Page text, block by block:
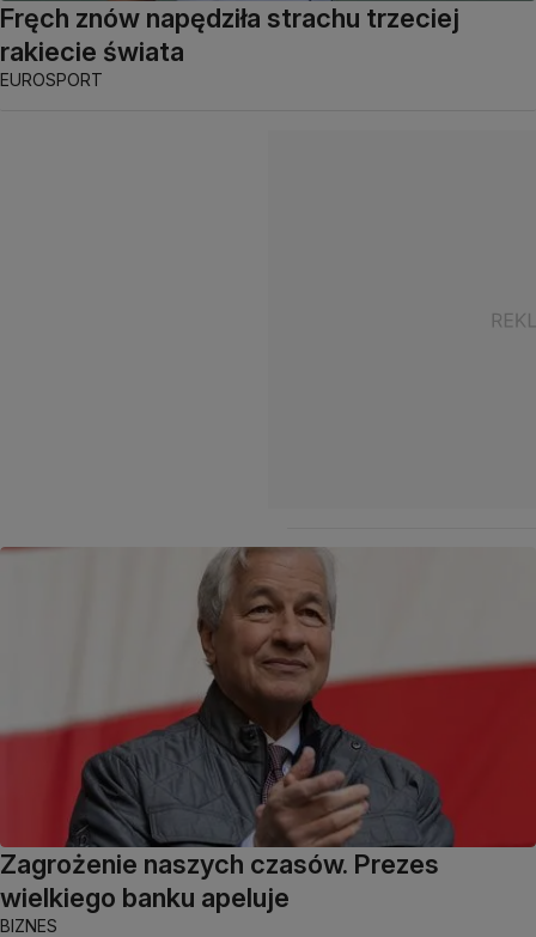
Fręch znów napędziła strachu trzeciej
rakiecie świata
EUROSPORT
Zagrożenie naszych czasów. Prezes
wielkiego banku apeluje
BIZNES